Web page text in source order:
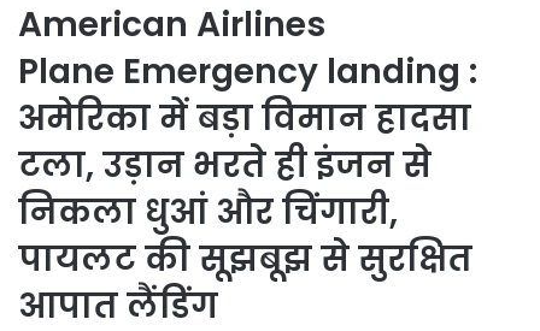
American Airlines
Plane Emergency landing :
अमेरिका में बड़ा विमान हादसा
टला, उड़ान भरते ही इंजन से
निकला धुआं और चिंगारी,
पायलट की सूझबूझ से सुरक्षित
आपात लैंडिंग